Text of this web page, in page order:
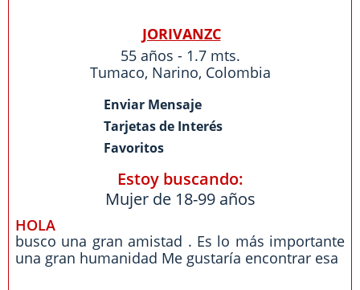
JORIVANZC
55 años - 1.7 mts.
Tumaco, Narino, Colombia
Enviar Mensaje
Tarjetas de Interés
Favoritos
Estoy buscando:
Mujer de 18-99 años
HOLA
busco una gran amistad . Es lo más importante
una gran humanidad Me gustaría encontrar esa